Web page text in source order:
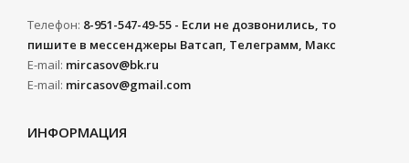
Телефон: 8-951-547-49-55 - Если не дозвонились, то
пишите в мессенджеры Ватсап, Телеграмм, Макс
E-mail: mircasov@bk.ru
E-mail: mircasov@gmail.com
ИНФОРМАЦИЯ